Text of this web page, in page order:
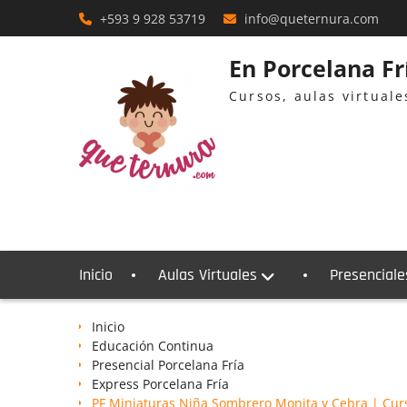
+593 9 928 53719 info@queternura.com
En Porcelana
Cursos, aulas
Inicio Aulas Virtuales
Inicio
Educación Continua
Presencial Porcelana Fría
Express Porcelana Fría
PF Miniaturas Niña Sombrero Monita y Cebra |